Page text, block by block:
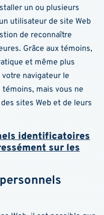
un ou plusieurs
utilisateur de site Web
de reconnaître
Grâce aux témoins,
et même plus
navigateur le
mais vous ne
sites Web et de leurs
identificatoires
sur les